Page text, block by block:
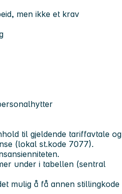
men ikke et krav
til gjeldende tariffavtale og
(lokal st.kode 7077).
under i tabellen (sentral
mulig å få annen stillingkode